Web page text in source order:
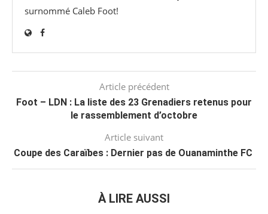
surnommé Caleb Foot!
Article précédent
Foot – LDN : La liste des 23 Grenadiers retenus pour
le rassemblement d’octobre
Article suivant
Coupe des Caraïbes : Dernier pas de Ouanaminthe FC
À LIRE AUSSI